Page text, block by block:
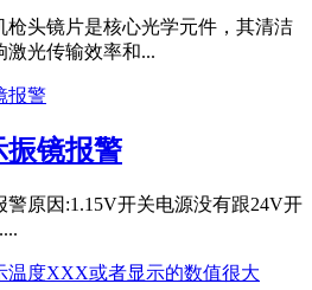
枪头镜片是核心光学元件，其清洁
激光传输效率和...
振镜报警
警原因:1.15V开关电源没有跟24V开